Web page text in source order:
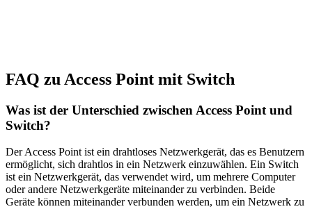
FAQ zu Access Point mit Switch
Was ist der Unterschied zwischen Access Point und
Switch?
Der Access Point ist ein drahtloses Netzwerkgerät, das es Benutzern
ermöglicht, sich drahtlos in ein Netzwerk einzuwählen. Ein Switch
ist ein Netzwerkgerät, das verwendet wird, um mehrere Computer
oder andere Netzwerkgeräte miteinander zu verbinden. Beide
Geräte können miteinander verbunden werden, um ein Netzwerk zu